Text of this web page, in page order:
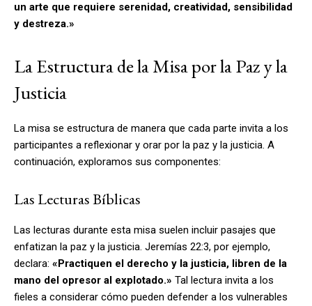
un arte que requiere serenidad, creatividad, sensibilidad
y destreza.»
La Estructura de la Misa por la Paz y la
Justicia
La misa se estructura de manera que cada parte invita a los
participantes a reflexionar y orar por la paz y la justicia. A
continuación, exploramos sus componentes:
Las Lecturas Bíblicas
Las lecturas durante esta misa suelen incluir pasajes que
enfatizan la paz y la justicia. Jeremías 22:3, por ejemplo,
declara: «Practiquen el derecho y la justicia, libren de la
mano del opresor al explotado.» Tal lectura invita a los
fieles a considerar cómo pueden defender a los vulnerables